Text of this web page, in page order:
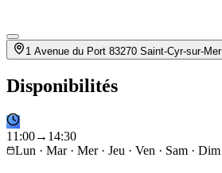
1 Avenue du Port 83270 Saint-Cyr-sur-Mer
Disponibilités
11 :00→ 14:30
Lun · Mar · Mer · Jeu · Ven · Sam · Dim